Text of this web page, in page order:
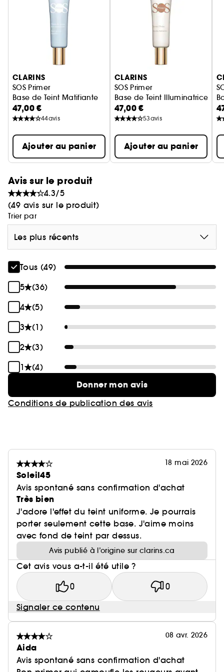
CLARINS
SOS Primer
Base de Teint Matifiante
47,00 €
44avis
Ajouter au panier
CLARINS
SOS Primer
Base de Teint Illuminatrice
47,00 €
53avis
Ajouter au panier
Avis sur le produit
4.3/5
(49 avis sur le produit)
Trier par
Les plus récents
Tous (49)
5
(36)
4
(5)
3
(1)
2
(3)
1
(4)
Donner mon avis
Conditions de publication des avis
18 mai 2026
Soleil45
Avis spontané sans confirmation d'achat
Très bien
J'adore l'effet du teint uniforme. Je pourrais
porter seulement cette base. J'aime moins
avec fond de teint par dessus.
Avis publié à l’origine sur clarins.ca
Cet avis vous a-t-il été utile ?
0 0
Signaler ce contenu
08 avr. 2026
Aida
Avis spontané sans confirmation d'achat